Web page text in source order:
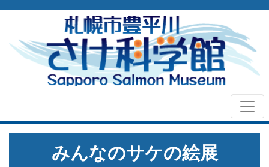
みんなのサケの絵展